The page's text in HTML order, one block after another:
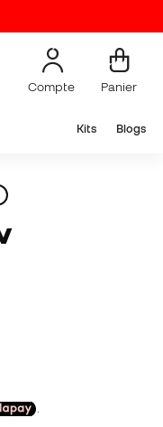
Compte Panier
Kits Blogs